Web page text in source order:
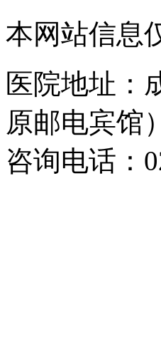
本网站信息
医院地址：
原邮电宾馆）
咨询电话：